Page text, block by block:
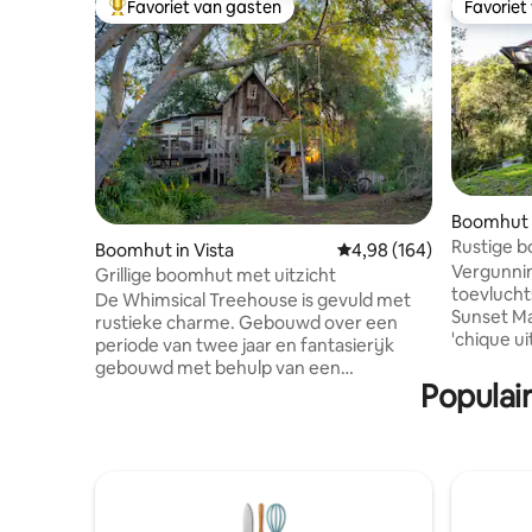
Topfavoriet van gasten
Favoriet van gasten
Boomhut in Vista Gemiddelde
4,98 (164)
Grillige boomhut met uitzicht
De Whimsical Treehouse is gevuld met
rustieke charme. Gebouwd over een
periode van twee jaar en fantasierijk
gebouwd met behulp van een
4-6 personen. De slaapkamer is een loft
boven met een volledig bed. Eethoek
Rustige
oceaan
Sunset
'chique
hoog in